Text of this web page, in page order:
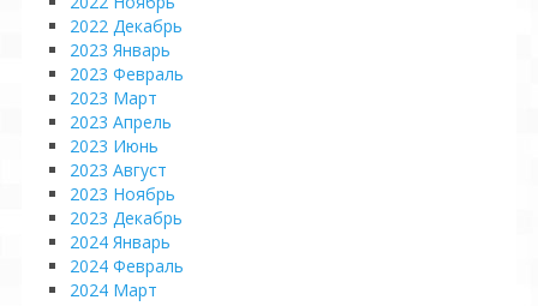
2022 Декабрь
2023 Январь
2023 Февраль
2023 Март
2023 Апрель
2023 Июнь
2023 Август
2023 Ноябрь
2023 Декабрь
2024 Январь
2024 Февраль
2024 Март